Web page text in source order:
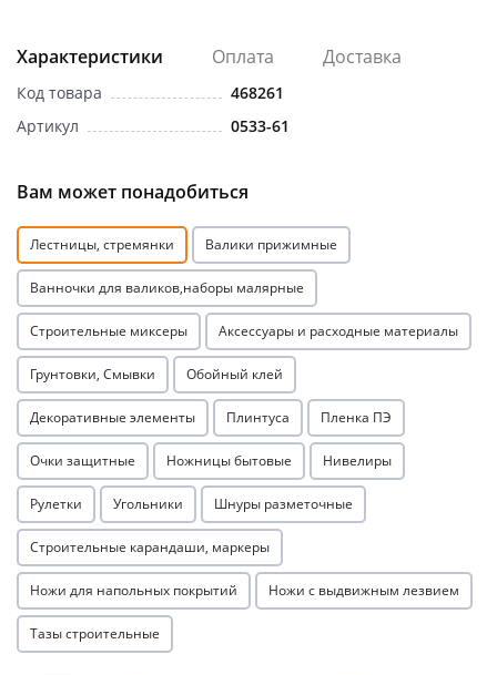
Характеристики Оплата Доставка
Код товара
468261
Артикул
0533-61
Вам может понадобиться
Лестницы, стремянки Валики прижимные
Ванночки для валиков,наборы малярные
Строительные миксеры Аксессуары и расходные материалы
Грунтовки, Смывки Обойный клей
Декоративные элементы Плинтуса Пленка ПЭ
Очки защитные Ножницы бытовые Нивелиры
Рулетки Угольники Шнуры разметочные
Строительные карандаши, маркеры
Ножи для напольных покрытий Ножи с выдвижным лезвием
Тазы строительные